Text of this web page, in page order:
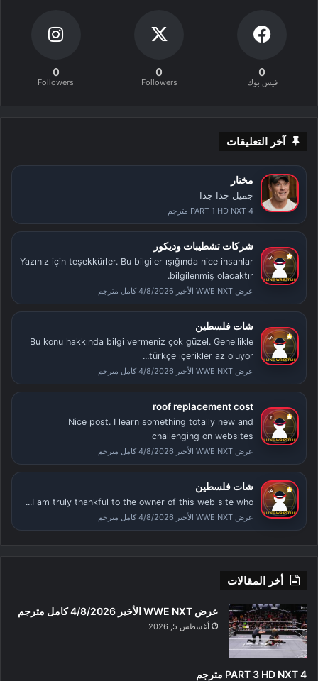
0
فيس بوك
0
Followers
0
Followers
آخر التعليقات
مختار
جميل جدا جدا
PART 1 HD NXT 4 مترجم
شركات تشطيبات وديكور
Yazınız için teşekkürler. Bu bilgiler ışığında nice insanlar
bilgilenmiş olacaktır.
عرض WWE NXT الأخير 4/8/2026 كامل مترجم
شات فلسطين
Bu konu hakkında bilgi vermeniz çok güzel. Genellikle
türkçe içerikler az oluyor...
عرض WWE NXT الأخير 4/8/2026 كامل مترجم
roof replacement cost
Nice post. I learn something totally new and
challenging on websites
عرض WWE NXT الأخير 4/8/2026 كامل مترجم
شات فلسطين
I am truly thankful to the owner of this web site who...
عرض WWE NXT الأخير 4/8/2026 كامل مترجم
أخر المقالات
عرض WWE NXT الأخير 4/8/2026 كامل مترجم
أغسطس 5, 2026
PART 3 HD NXT 4 مترجم